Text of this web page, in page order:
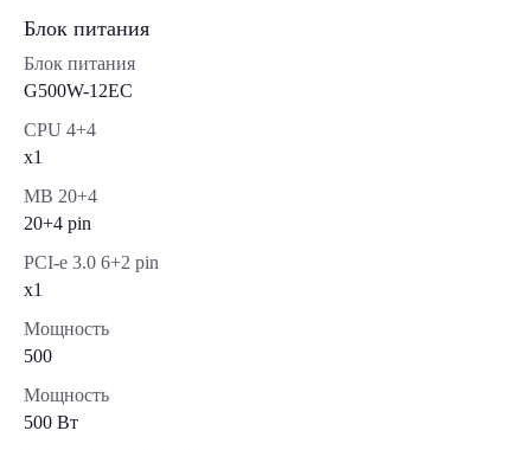
Блок питания
Блок питания
G500W-12EC
CPU 4+4
x1
MB 20+4
20+4 pin
PCI-e 3.0 6+2 pin
x1
Мощность
500
Мощность
500 Вт